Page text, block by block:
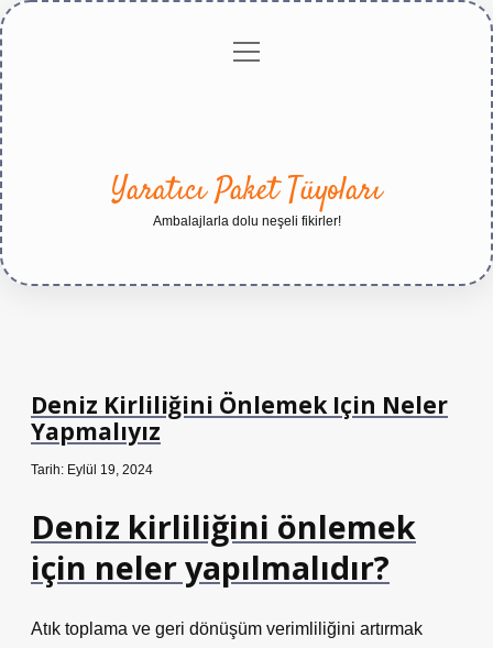
Gizlilikmenüyü
Yaratıcı Paket Tüyoları
Ambalajlarla dolu neşeli fikirler!
Deniz Kirliliğini Önlemek Için Neler
Yapmalıyız
Tarih: Eylül 19, 2024
Deniz kirliliğini önlemek
için neler yapılmalıdır?
Atık toplama ve geri dönüşüm verimliliğini artırmak